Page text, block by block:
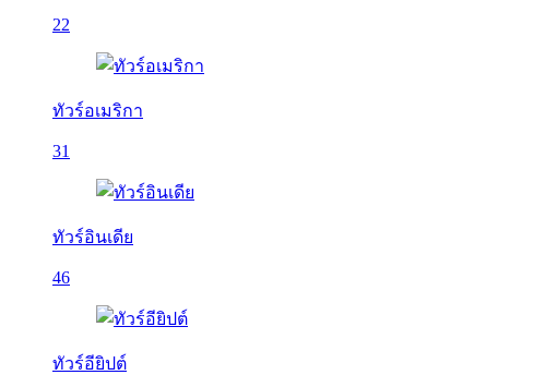
22
ทัวร์อเมริกา
31
ทัวร์อินเดีย
46
ทัวร์อียิปต์